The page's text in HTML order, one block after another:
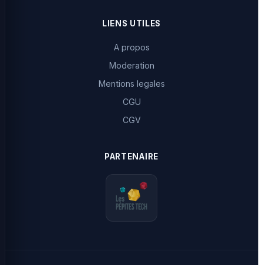
LIENS UTILES
A propos
Moderation
Mentions legales
CGU
CGV
PARTENAIRE